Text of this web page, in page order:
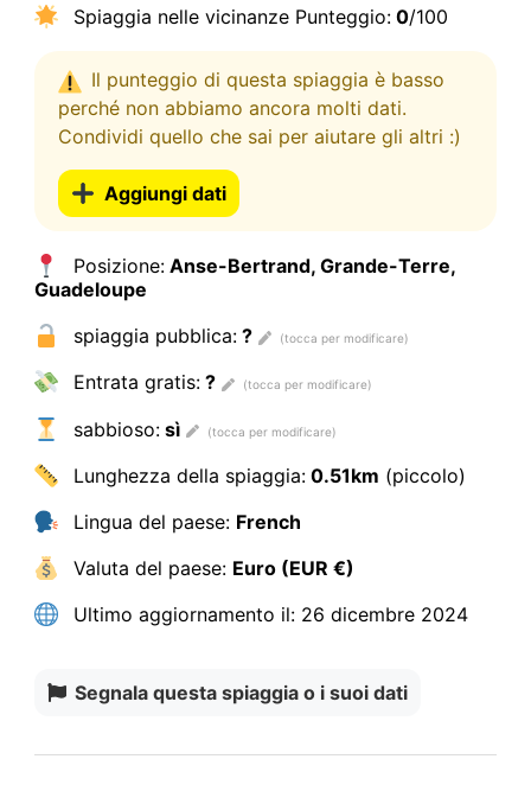
Spiaggia nelle vicinanze Punteggio:0/100
Il punteggio di questa spiaggia è basso
perché non abbiamo ancora molti dati.
Condividi quello che sai per aiutare gli altri :)
Aggiungi dati
Posizione:Anse-Bertrand, Grande-Terre,
Guadeloupe
spiaggia pubblica:?
Entrata gratis:?
sabbioso:sì
Lunghezza della spiaggia:0.51km (piccolo)
Lingua del paese: French
Valuta del paese: Euro (EUR €)
Ultimo aggiornamento il:26 dicembre 2024
Segnala questa spiaggia o i suoi dati